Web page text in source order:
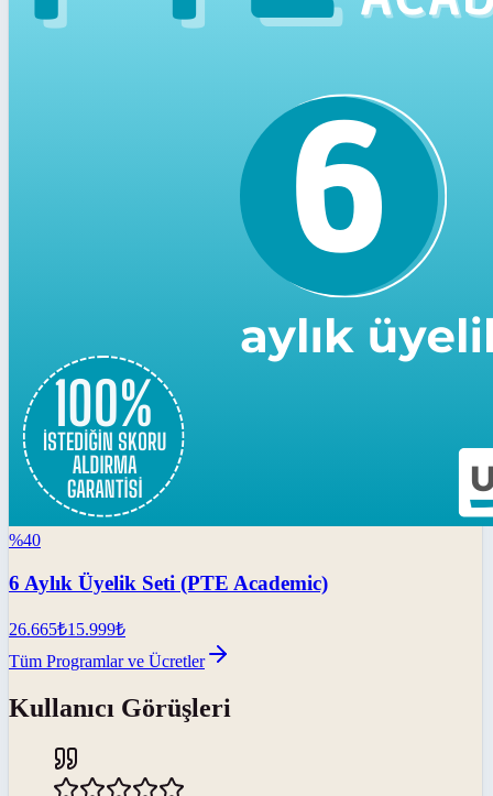
%40
6 Aylık Üyelik Seti (PTE Academic)
26.665₺15.999₺
Tüm Programlar ve Ücretler
Kullanıcı Görüşleri